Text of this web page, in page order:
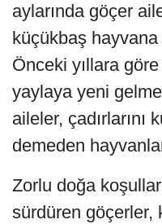
aylarında göçer
küçükbaş
Önceki yıllara
yaylaya yeni
aileler, çadırlarını
demeden
Zorlu doğa
sürdüren göçerler,